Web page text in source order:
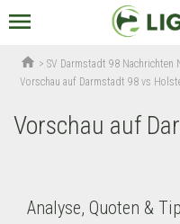
menu
home >SV Darmstadt 98 Nachrichten
Vorschau auf Darmstadt 98 vs
Vorschau auf
Analyse, Quoten &